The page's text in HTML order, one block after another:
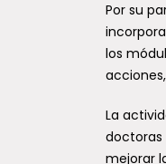
Por su
los
La
doctoras
mejorar